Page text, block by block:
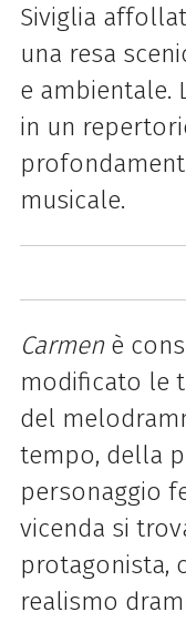
Siviglia
una resa
e ambientale.
in un
musicale.
Carmenè
modificato le
del
tempo, della
personaggio
vicenda si
protagonista,
realismo